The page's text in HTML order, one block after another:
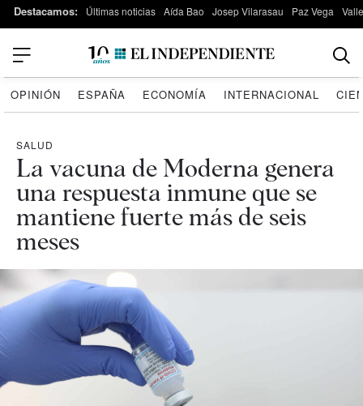
Destacamos: Últimas noticias Aída Bao Josep Vilarasau Paz Vega
OPINIÓN ESPAÑA ECONOMÍA INTERNACIONAL
SALUD
La vacuna de Moderna genera
una respuesta inmune que se
mantiene fuerte más de seis
meses